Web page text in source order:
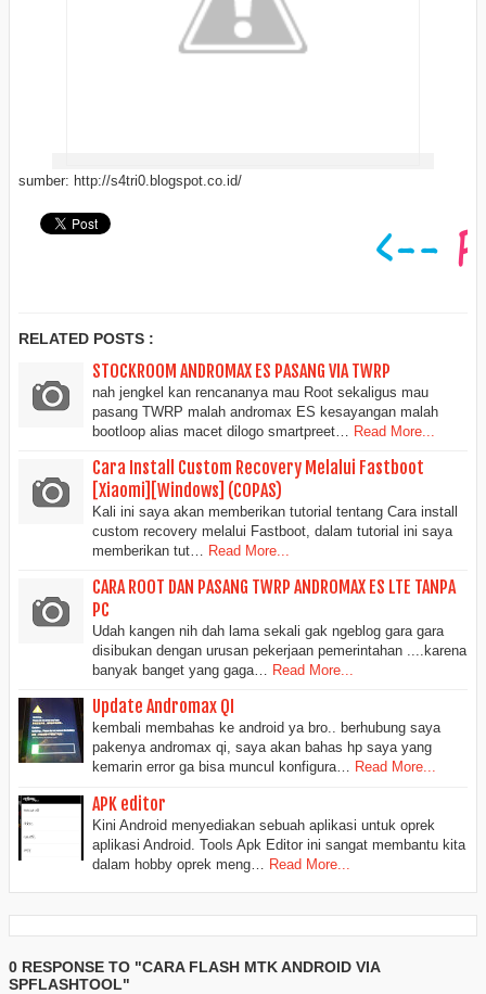
sumber: http://s4tri0.blogspot.co.id/
RELATED POSTS :
STOCKROOM ANDROMAX ES PASANG VIA TWRP
nah jengkel kan rencananya mau Root sekaligus mau
pasang TWRP malah andromax ES kesayangan malah
bootloop alias macet dilogo smartpreet…
Read More...
Cara Install Custom Recovery Melalui Fastboot
[Xiaomi][Windows] (COPAS)
Kali ini saya akan memberikan tutorial tentang Cara install
custom recovery melalui Fastboot, dalam tutorial ini saya
memberikan tut…
Read More...
CARA ROOT DAN PASANG TWRP ANDROMAX ES LTE TANPA
PC
Udah kangen nih dah lama sekali gak ngeblog gara gara
disibukan dengan urusan pekerjaan pemerintahan ....karena
banyak banget yang gaga… Read More...
Update Andromax QI
kembali membahas ke android ya bro.. berhubung saya
pakenya andromax qi, saya akan bahas hp saya yang
kemarin error ga bisa muncul konfigura… Read More...
APK editor
Kini Android menyediakan sebuah aplikasi untuk oprek
aplikasi Android. Tools Apk Editor ini sangat membantu kita
dalam hobby oprek meng…
Read More...
0 RESPONSE TO "CARA FLASH MTK ANDROID VIA
SPFLASHTOOL"